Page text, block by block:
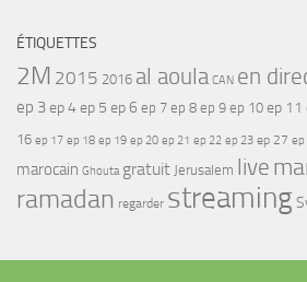
ÉTIQUETTES
2M 2015 2016 al aoula CAN en
ep 3ep 4ep 5 ep 6 ep 7 ep 8 ep 9 ep 10 ep 11
16 ep 17 ep 18 ep 19 ep 20 ep 21 ep 22 ep 23 ep 27 ep
marocain Ghouta gratuit Jerusalem live
ramadan regarder streaming